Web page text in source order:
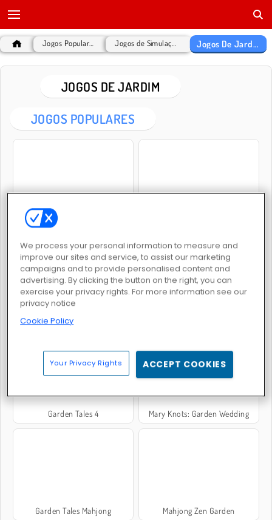
Jogos De Jardim
JOGOS DE JARDIM
JOGOS POPULARES
Garden Tales
Garden Tales 3
Garden Tales 4 Mary Knots: Garden Wedding
Garden Tales Mahjong Mahjong Zen Garden
We process your personal information to measure and
improve our sites and service, to assist our marketing
campaigns and to provide personalised content and
advertising. By clicking the button on the right, you can
exercise your privacy rights. For more information see our
privacy notice
Cookie Policy
Your Privacy Rights ACCEPT COOKIES